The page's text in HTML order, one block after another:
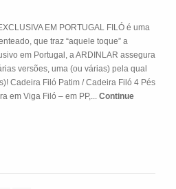
EM PORTUGAL FILÓ é uma
que traz “aquele toque” a
em Portugal, a ARDINLAR assegura
versões, uma (ou várias) pela qual
Cadeira Filó Patim / Cadeira Filó 4 Pés
em Viga Filó – em PP,... Continue